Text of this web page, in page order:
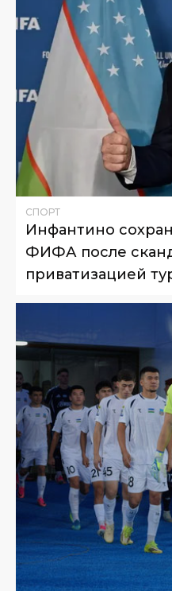
СПОРТ
Инфантино
ФИФА после
приватизацией